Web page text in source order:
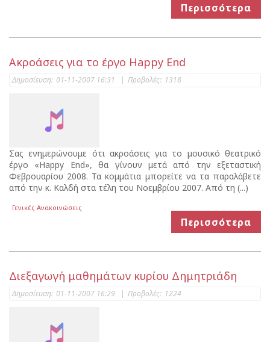
Περισσότερα
Ακροάσεις για το έργο Happy End
Δημοσίευση: 01-11-2007 16:31 | Προβολές: 1318
Σας ενημερώνουμε ότι ακροάσεις για το μουσικό θεατρικό
έργο «Happy End», θα γίνουν μετά από την εξεταστική
Φεβρουαρίου 2008. Τα κομμάτια μπορείτε να τα παραλάβετε
από την κ. Καλδή στα τέλη του Νοεμβρίου 2007. Από τη (...)
Γενικές Ανακοινώσεις
Περισσότερα
Διεξαγωγή μαθημάτων κυρίου Δημητριάδη
Δημοσίευση: 01-11-2007 16:29 | Προβολές: 1224